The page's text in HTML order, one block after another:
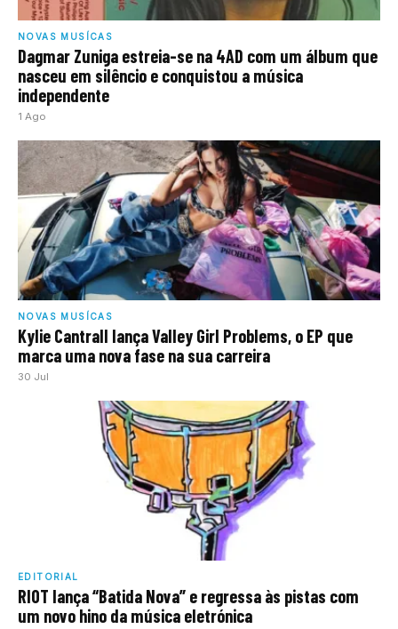
NOVAS MUSÍCAS
Dagmar Zuniga estreia-se na 4AD com um álbum que
nasceu em silêncio e conquistou a música
independente
1 Ago
NOVAS MUSÍCAS
Kylie Cantrall lança Valley Girl Problems, o EP que
marca uma nova fase na sua carreira
30 Jul
EDITORIAL
RIOT lança “Batida Nova” e regressa às pistas com
um novo hino da música eletrónica